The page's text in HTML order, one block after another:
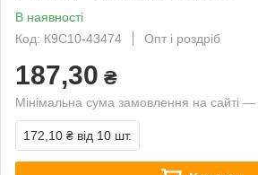
В наявності
Код: К9С10-43474
Опт і роздріб
187,30 ₴
Мінімальна сума замовлення на сайті
172,10 ₴ від 10 шт.